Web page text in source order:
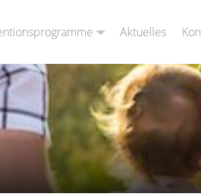
– wir sind für euch da!
Kinder“
Kita
Grundschule
Aktuelles